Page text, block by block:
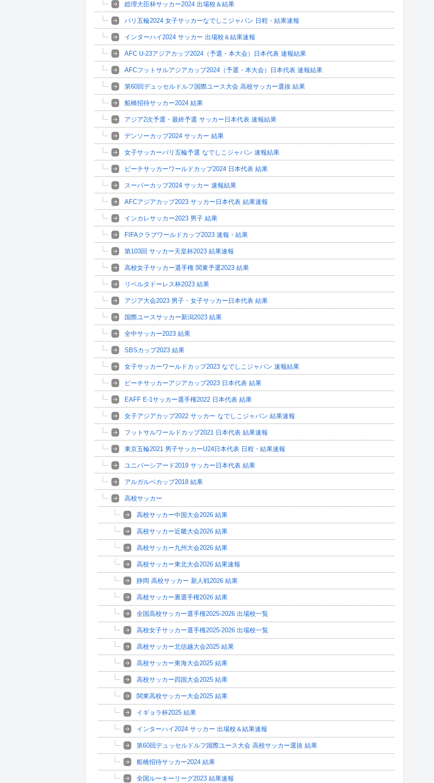
総理大臣杯サッカー2024 出場校＆結果
パリ五輪2024 女子サッカーなでしこジャパン 日程・結果速報
インターハイ2024 サッカー 出場校＆結果速報
AFC U-23アジアカップ2024（予選・本大会）日本代表 速報結果
AFCフットサルアジアカップ2024（予選・本大会）日本代表 速報結果
第60回デュッセルドルフ国際ユース大会 高校サッカー選抜 結果
船橋招待サッカー2024 結果
アジア2次予選・最終予選 サッカー日本代表 速報結果
デンソーカップ2024 サッカー 結果
女子サッカーパリ五輪予選 なでしこジャパン 速報結果
ビーチサッカーワールドカップ2024 日本代表 結果
スーパーカップ2024 サッカー 速報結果
AFCアジアカップ2023 サッカー日本代表 結果速報
インカレサッカー2023 男子 結果
FIFAクラブワールドカップ2023 速報・結果
第103回 サッカー天皇杯2023 結果速報
高校女子サッカー選手権 関東予選2023 結果
リベルタドーレス杯2023 結果
アジア大会2023 男子・女子サッカー日本代表 結果
国際ユースサッカー新潟2023 結果
全中サッカー2023 結果
SBSカップ2023 結果
女子サッカーワールドカップ2023 なでしこジャパン 速報結果
ビーチサッカーアジアカップ2023 日本代表 結果
EAFF E-1サッカー選手権2022 日本代表 結果
女子アジアカップ2022 サッカー なでしこジャパン 結果速報
フットサルワールドカップ2021 日本代表 結果速報
東京五輪2021 男子サッカーU24日本代表 日程・結果速報
ユニバーシアード2019 サッカー日本代表 結果
アルガルベカップ2018 結果
高校サッカー
高校サッカー中国大会2026 結果
高校サッカー近畿大会2026 結果
高校サッカー九州大会2026 結果
高校サッカー東北大会2026 結果速報
静岡 高校サッカー 新人戦2026 結果
高校サッカー裏選手権2026 結果
全国高校サッカー選手権2025-2026 出場校一覧
高校女子サッカー選手権2025-2026 出場校一覧
高校サッカー北信越大会2025 結果
高校サッカー東海大会2025 結果
高校サッカー四国大会2025 結果
関東高校サッカー大会2025 結果
イギョラ杯2025 結果
インターハイ2024 サッカー 出場校＆結果速報
第60回デュッセルドルフ国際ユース大会 高校サッカー選抜 結果
船橋招待サッカー2024 結果
全国ルーキーリーグ2023 結果速報